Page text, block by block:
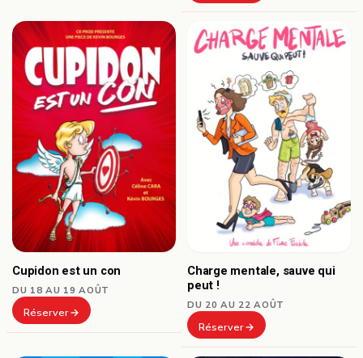
Cupidon est un con
DU 18 AU 19 AOÛT
Réserver
Charge mentale, sauve qui
peut !
DU 20 AU 22 AOÛT
Réserver